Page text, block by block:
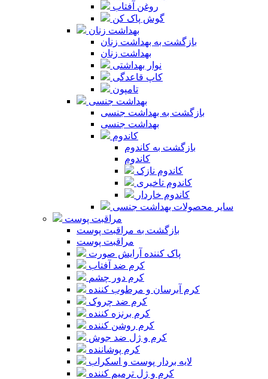
روغن آفتاب
گوش پاک کن
بهداشت زنان
بازگشت به بهداشت زنان
بهداشت زنان
نوار بهداشتی
کاپ قاعدگی
تامپون
بهداشت جنسی
بازگشت به بهداشت جنسی
بهداشت جنسی
کاندوم
بازگشت به کاندوم
کاندوم
کاندوم نازک
کاندوم تاخیری
کاندوم خاردار
سایر محصولات بهداشت جنسی
مراقبت پوست
بازگشت به مراقبت پوست
مراقبت پوست
پاک کننده آرایش صورت
کرم ضد آفتاب
کرم دور چشم
کرم آبرسان و مرطوب کننده
کرم ضد چروک
کرم برنزه کننده
کرم روشن کننده
کرم و ژل ضد جوش
کرم پوشاننده
لایه بردار پوست و اسکراب
کرم و ژل ترمیم کننده